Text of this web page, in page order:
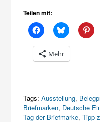
Teilen mit:
Mehr
Tags: Ausstellung,
Briefmarken, Deutsche
Tag der Briefmarke,Tipp